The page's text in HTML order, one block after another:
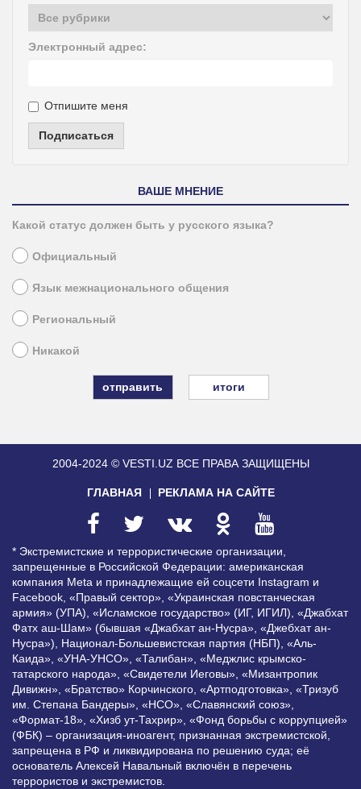
Электронный адрес:
Отпишите меня
Подписаться
ВАШЕ МНЕНИЕ
Какой статус должен быть у русского языка?
Официальный
Язык межнационального общения
Региональный
Никакой
итоги
2004-2024 © VESTI.UZ ВСЕ ПРАВА ЗАЩИЩЕНЫ
ГЛАВНАЯ РЕКЛАМА НА САЙТЕ
* Экстремистские и террористические организации,
запрещенные в Российской Федерации: американская
компания Meta и принадлежащие ей соцсети Instagram и
Facebook, «Правый сектор», «Украинская повстанческая
армия» (УПА), «Исламское государство» (ИГ, ИГИЛ), «Джабхат
Фатх аш-Шам» (бывшая «Джабхат ан-Нусра», «Джебхат ан-
Нусра»), Национал-Большевистская партия (НБП), «Аль-
Каида», «УНА-УНСО», «Талибан», «Меджлис крымско-
татарского народа», «Свидетели Иеговы», «Мизантропик
Дивижн», «Братство» Корчинского, «Артподготовка», «Тризуб
им. Степана Бандеры», «НСО», «Славянский союз»,
«Формат-18», «Хизб ут-Тахрир», «Фонд борьбы с коррупцией»
(ФБК) – организация-иноагент, признанная экстремистской,
запрещена в РФ и ликвидирована по решению суда; её
основатель Алексей Навальный включён в перечень
террористов и экстремистов.